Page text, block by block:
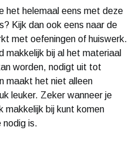
het helemaal eens met deze
Kijk dan ook eens naar de
met oefeningen of huiswerk.
makkelijk bij al het materiaal
worden, nodigt uit tot
maakt het niet alleen
leuker. Zeker wanneer je
makkelijk bij kunt komen
nodig is.